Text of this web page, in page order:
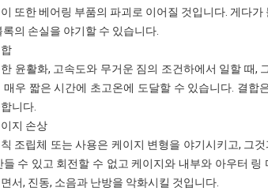
또한 베어링 부품의 파괴로 이어질 것입니다. 게다
록의 손실을 야기할 수 있습니다.
윤활화, 고속도와 무거운 짐의 조건하에서 일할 때,
매우 짧은 시간에 초고온에 도달할 수 있습니다. 결
니다.
지 손상
조립체 또는 사용은 케이지 변형을 야기시키고, 그
들 수 있고 회전할 수 없고 케이지와 내부와 아우터
서, 진동, 소음과 난방을 악화시킬 것입니다.